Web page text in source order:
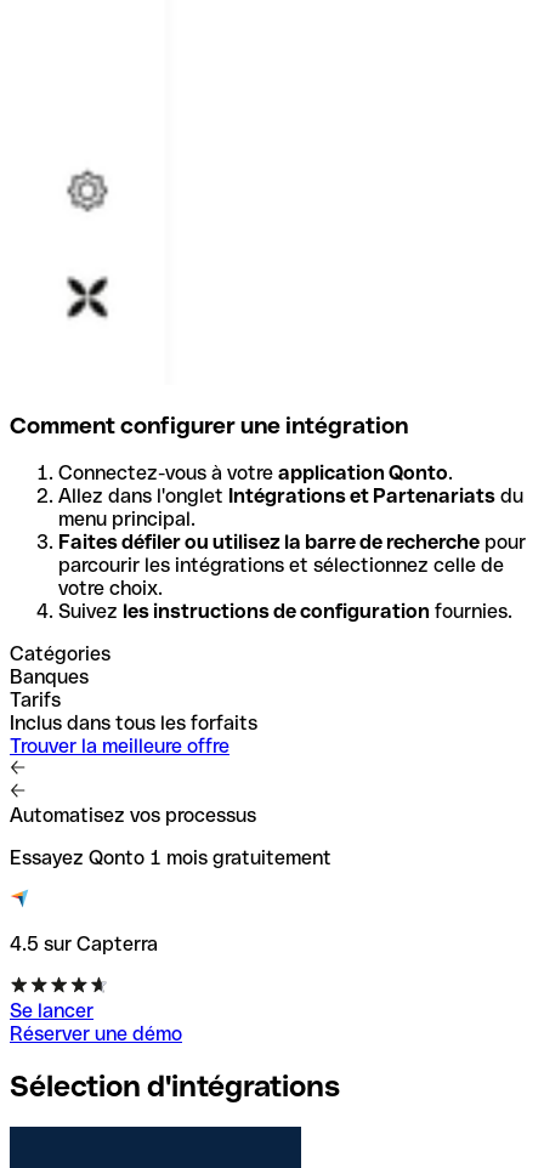
Comment configurer une intégration
Connectez-vous à votre application Qonto.
Allez dans l'onglet Intégrations et Partenariats du
menu principal.
Faites défiler ou utilisez la barre de recherche pour
parcourir les intégrations et sélectionnez celle de
votre choix.
Suivez les instructions de configuration fournies.
Catégories
Banques
Tarifs
Inclus dans tous les forfaits
Trouver la meilleure offre
Automatisez vos processus
Essayez Qonto 1 mois gratuitement
4.5 sur Capterra
Se lancer
Réserver une démo
Sélection d'intégrations